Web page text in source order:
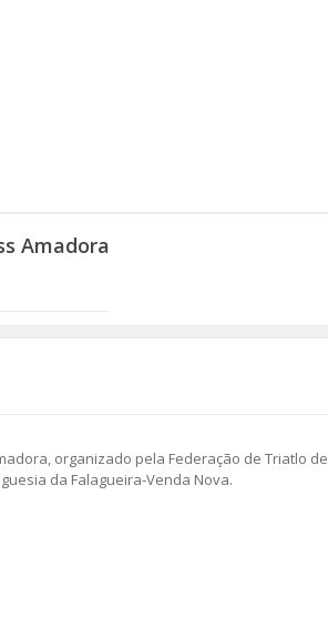
Amadora
organizado pela Federação de Triatlo de
da Falagueira-Venda Nova.